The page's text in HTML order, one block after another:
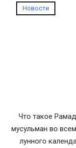
Новости
Что такое
мусульман во
лунного